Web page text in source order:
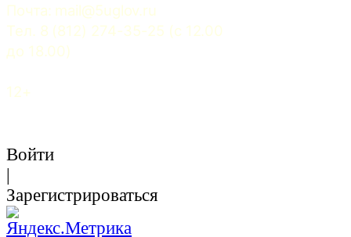
Почта: mail@5uglov.ru
Тел. 8 (812) 274-35-25 (c 12.00
до 18.00)
12+
Войти
|
Зарегистрироваться